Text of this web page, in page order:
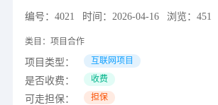
编号： 4021 时间： 2026-04-16 浏览： 451
类目： 项目合作
项目类型： 互联网项目
是否收费： 收费
可走担保： 担保